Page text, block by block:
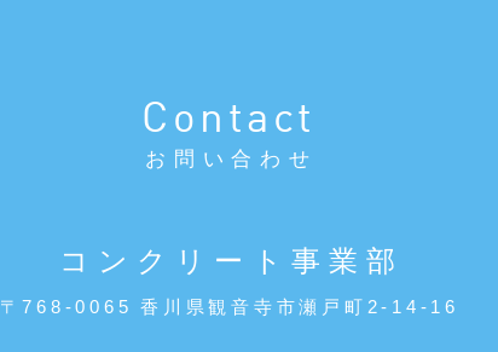
Contact
お問い合わせ
コンクリート事業部
〒768-0065 香川県観音寺市瀬戸町2-14-16